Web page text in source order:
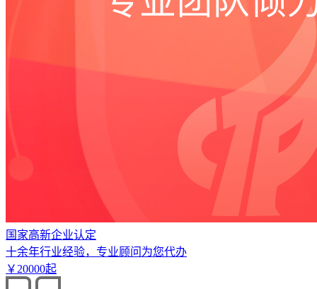
国家高新企业认定
十余年行业经验，专业顾问为您代办
￥ 20000起